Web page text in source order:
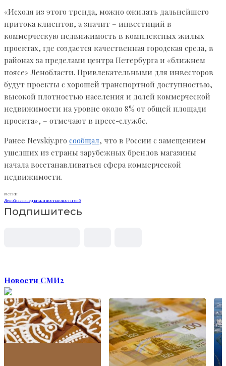
«Исходя из этого тренда, можно ожидать дальнейшего
притока клиентов, а значит – инвестиций в
коммерческую недвижимость в комплексных жилых
проектах, где создается качественная городская среда, в
районах за пределами центра Петербурга и «ближнем
поясе» Ленобласти. Привлекательными для инвесторов
будут проекты с хорошей транспортной доступностью,
высокой плотностью населения и долей коммерческой
недвижимости на уровне около 8% от общей площади
проекта», – отмечают в пресс-службе.
Ранее Nevskiy.pro сообщал, что в России с замещением
ушедших из страны зарубежных брендов магазины
начала восстанавливаться сфера коммерческой
недвижимости.
Метки
Ленобластьнедвижимостьновости спб
Подпишитесь
Новости СМИ2